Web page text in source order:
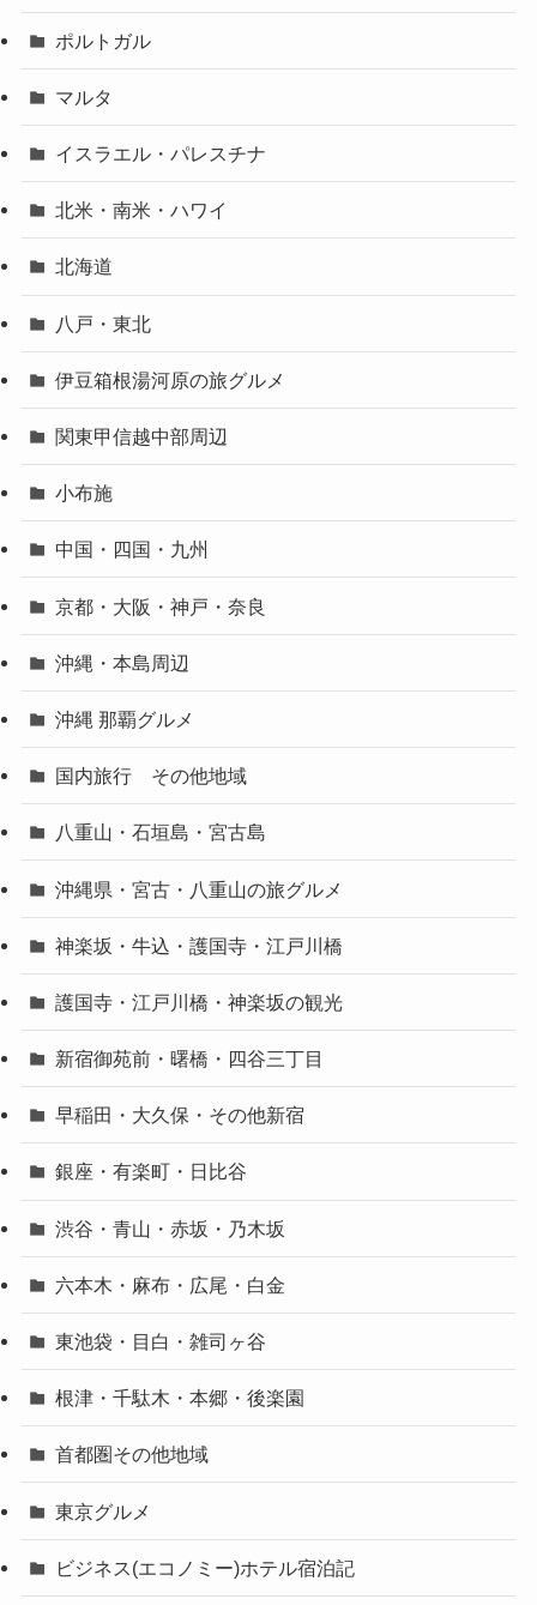
ポルトガル
マルタ
イスラエル・パレスチナ
北米・南米・ハワイ
北海道
八戸・東北
伊豆箱根湯河原の旅グルメ
関東甲信越中部周辺
小布施
中国・四国・九州
京都・大阪・神戸・奈良
沖縄・本島周辺
沖縄 那覇グルメ
国内旅行 その他地域
八重山・石垣島・宮古島
沖縄県・宮古・八重山の旅グルメ
神楽坂・牛込・護国寺・江戸川橋
護国寺・江戸川橋・神楽坂の観光
新宿御苑前・曙橋・四谷三丁目
早稲田・大久保・その他新宿
銀座・有楽町・日比谷
渋谷・青山・赤坂・乃木坂
六本木・麻布・広尾・白金
東池袋・目白・雑司ヶ谷
根津・千駄木・本郷・後楽園
首都圏その他地域
東京グルメ
ビジネス(エコノミー)ホテル宿泊記